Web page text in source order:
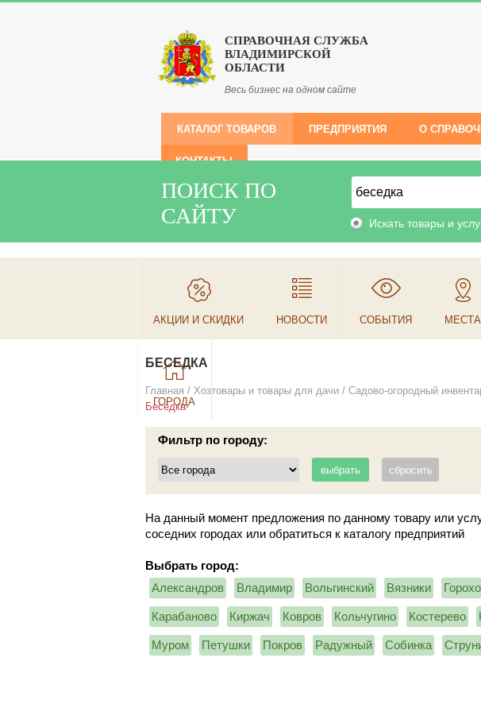
СПРАВОЧНАЯ СЛУЖБА
ВЛАДИМИРСКОЙ
ОБЛАСТИ
Весь бизнес на одном сайте
КАТАЛОГ ТОВАРОВ ПРЕДПРИЯТИЯ О
КОНТАКТЫ
ПОИСК ПО
САЙТУ
Искать товары и
АКЦИИ И СКИДКИ НОВОСТИ СОБЫТИЯ МЕСТА
ГОРОДА
БЕСЕДКА
Главная / Хозтовары и товары для дачи / Садово-огородный
Беседка
Фильтр по городу:
На данный момент предложения по данному товару или
соседних городах или обратиться к каталогу предприятий
Выбрать город:
Александров
Владимир Вольгинский Вязники
Карабаново Киржач Ковров Кольчугино Костерево
Муром Петушки Покров Радужный Собинка